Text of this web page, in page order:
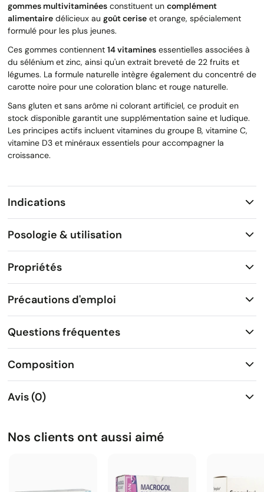
gommes multivitaminées constituent un complément
alimentaire délicieux au goût cerise et orange, spécialement
formulé pour les plus jeunes.
Ces gommes contiennent 14 vitamines essentielles associées à
du sélénium et zinc, ainsi qu'un extrait breveté de 22 fruits et
légumes. La formule naturelle intègre également du concentré de
carotte noire pour une coloration blanc et rouge naturelle.
Sans gluten et sans arôme ni colorant artificiel, ce produit en
stock disponible garantit une supplémentation saine et ludique.
Les principes actifs incluent vitamines du groupe B, vitamine C,
vitamine D3 et minéraux essentiels pour accompagner la
croissance.
Indications
Posologie & utilisation
Propriétés
Précautions d'emploi
Questions fréquentes
Composition
Avis (0)
Nos clients ont aussi aimé